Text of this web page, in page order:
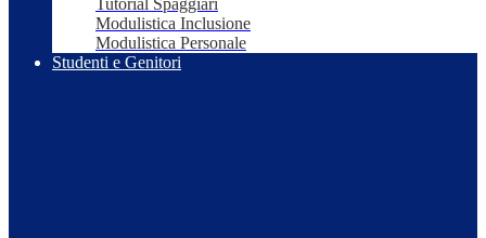
Tutorial Spaggiari
Modulistica Inclusione
Modulistica Personale
Studenti e Genitori